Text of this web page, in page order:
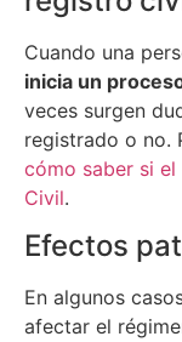
Cuando una
inicia un
veces surgen
registrado o no.
cómo saber si
Civil.
Efectos
En algunos
afectar el